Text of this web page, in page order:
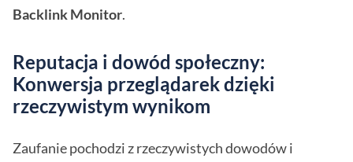
Backlink Monitor.
Reputacja i dowód społeczny:
Konwersja przeglądarek dzięki
rzeczywistym wynikom
Zaufanie pochodzi z rzeczywistych dowodów i